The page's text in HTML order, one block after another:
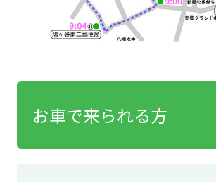
お車で来られる方